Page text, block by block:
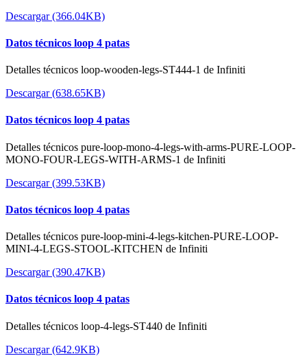
Descargar (366.04KB)
Datos técnicos loop 4 patas
Detalles técnicos loop-wooden-legs-ST444-1 de Infiniti
Descargar (638.65KB)
Datos técnicos loop 4 patas
Detalles técnicos pure-loop-mono-4-legs-with-arms-PURE-LOOP-
MONO-FOUR-LEGS-WITH-ARMS-1 de Infiniti
Descargar (399.53KB)
Datos técnicos loop 4 patas
Detalles técnicos pure-loop-mini-4-legs-kitchen-PURE-LOOP-
MINI-4-LEGS-STOOL-KITCHEN de Infiniti
Descargar (390.47KB)
Datos técnicos loop 4 patas
Detalles técnicos loop-4-legs-ST440 de Infiniti
Descargar (642.9KB)